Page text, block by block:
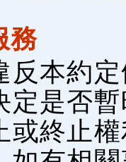
務
反本約
定是否
或終止